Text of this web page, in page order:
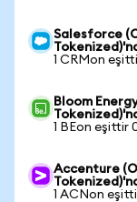
Salesforce
1 CRMon
Bloom
1 BEon eşittir
Accenture
1 ACNon